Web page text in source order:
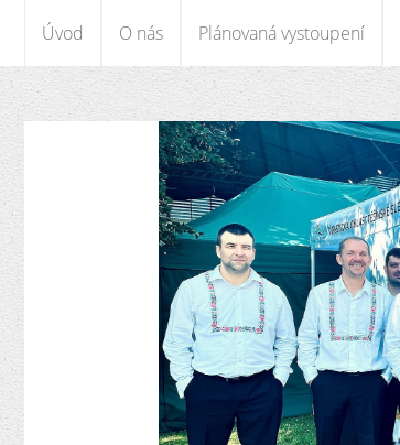
Úvod O nás Plánovaná vystoupení